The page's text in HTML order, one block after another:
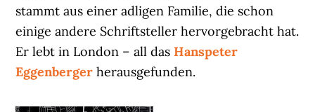
stammt aus einer adligen Familie, die schon
einige andere Schriftsteller hervorgebracht hat.
Er lebt in London – all das Hanspeter
Eggenberger herausgefunden.